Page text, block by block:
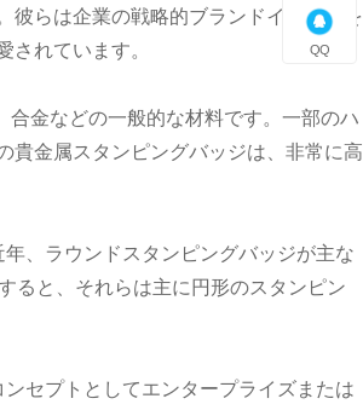
彼らは企業の戦略的ブランドイメージを
れています。
金などの一般的な材料です。一部のハ
貴金属スタンピングバッジは、非常に高
、ラウンドスタンピングバッジが主な
ると、それらは主に円形のスタンピン
セプトとしてエンタープライズまたは
QQ